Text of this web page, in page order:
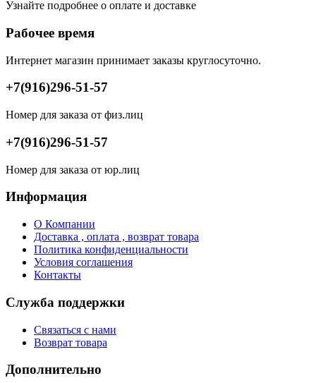
Узнайте подробнее о оплате и доставке
Рабочее время
Интернет магазин принимает заказы круглосуточно.
+7(916)296-51-57
Номер для заказа от физ.лиц
+7(916)296-51-57
Номер для заказа от юр.лиц
Информация
О Компании
Доставка , оплата , возврат товара
Политика конфиденциальности
Условия соглашения
Контакты
Служба поддержки
Связаться с нами
Возврат товара
Дополнительно